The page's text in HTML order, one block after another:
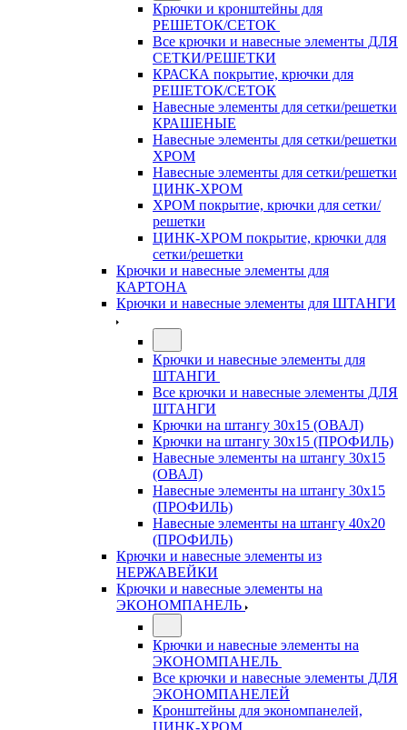
Крючки и кронштейны для
РЕШЕТОК/СЕТОК
Все крючки и навесные элементы ДЛЯ
СЕТКИ/РЕШЕТКИ
КРАСКА покрытие, крючки для
РЕШЕТОК/СЕТОК
Навесные элементы для сетки/решетки
КРАШЕНЫЕ
Навесные элементы для сетки/решетки
ХРОМ
Навесные элементы для сетки/решетки
ЦИНК-ХРОМ
ХРОМ покрытие, крючки для сетки/
решетки
ЦИНК-ХРОМ покрытие, крючки для
сетки/решетки
Крючки и навесные элементы для
КАРТОНА
Крючки и навесные элементы для ШТАНГИ
Крючки и навесные элементы для
ШТАНГИ
Все крючки и навесные элементы ДЛЯ
ШТАНГИ
Крючки на штангу 30х15 (ОВАЛ)
Крючки на штангу 30х15 (ПРОФИЛЬ)
Навесные элементы на штангу 30х15
(ОВАЛ)
Навесные элементы на штангу 30х15
(ПРОФИЛЬ)
Навесные элементы на штангу 40х20
(ПРОФИЛЬ)
Крючки и навесные элементы из
НЕРЖАВЕЙКИ
Крючки и навесные элементы на
ЭКОНОМПАНЕЛЬ
Крючки и навесные элементы на
ЭКОНОМПАНЕЛЬ
Все крючки и навесные элементы ДЛЯ
ЭКОНОМПАНЕЛЕЙ
Кронштейны для экономпанелей,
ЦИНК-ХРОМ